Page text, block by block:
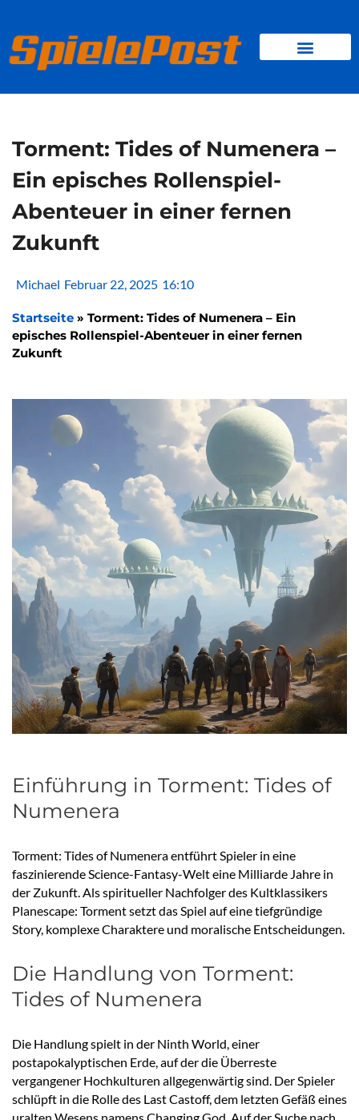
springen
Torment: Tides of Numenera –
Ein episches Rollenspiel-
Abenteuer in einer fernen
Zukunft
Michael Februar 22, 2025 16:10
Startseite » Torment: Tides of Numenera – Ein
episches Rollenspiel-Abenteuer in einer fernen
Zukunft
Einführung in Torment: Tides of
Numenera
Torment: Tides of Numenera entführt Spieler in eine
faszinierende Science-Fantasy-Welt eine Milliarde Jahre in
der Zukunft. Als spiritueller Nachfolger des Kultklassikers
Planescape: Torment setzt das Spiel auf eine tiefgründige
Story, komplexe Charaktere und moralische Entscheidungen.
Die Handlung von Torment:
Tides of Numenera
Die Handlung spielt in der Ninth World, einer
postapokalyptischen Erde, auf der die Überreste
vergangener Hochkulturen allgegenwärtig sind. Der Spieler
schlüpft in die Rolle des Last Castoff, dem letzten Gefäß eines